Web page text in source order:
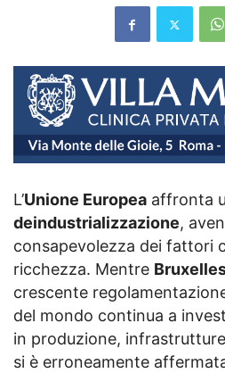
L’Unione Europea affronta
deindustrializzazione,
consapevolezza dei fattori
ricchezza. Mentre
crescente
del mondo continua a
in produzione,
si è erroneamente